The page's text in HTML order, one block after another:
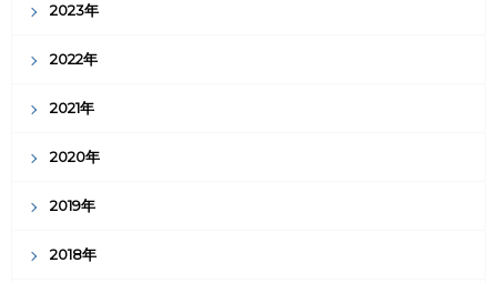
2023年
2022年
2021年
2020年
2019年
2018年